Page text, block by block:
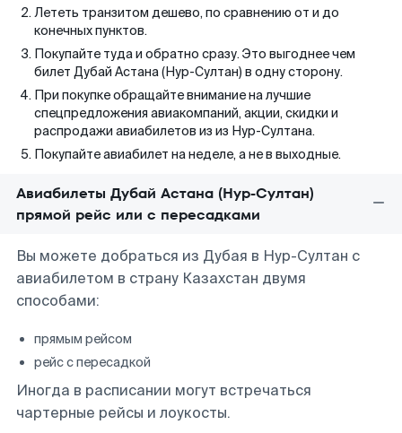
Лететь транзитом дешево, по сравнению от и до
конечных пунктов.
Покупайте туда и обратно сразу. Это выгоднее чем
билет Дубай Астана (Нур-Султан) в одну сторону.
При покупке обращайте внимание на лучшие
спецпредложения авиакомпаний, акции, скидки и
распродажи авиабилетов из из Нур-Султана.
Покупайте авиабилет на неделе, а не в выходные.
Авиабилеты Дубай Астана (Нур-Султан)
прямой рейс или с пересадками
Вы можете добраться из Дубая в Нур-Султан с
авиабилетом в страну Казахстан двумя
способами:
прямым рейсом
рейс с пересадкой
Иногда в расписании могут встречаться
чартерные рейсы и лоукосты.